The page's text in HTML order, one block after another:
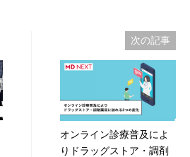
次の記事
オンライン診療普及によ
りドラッグストア・調剤